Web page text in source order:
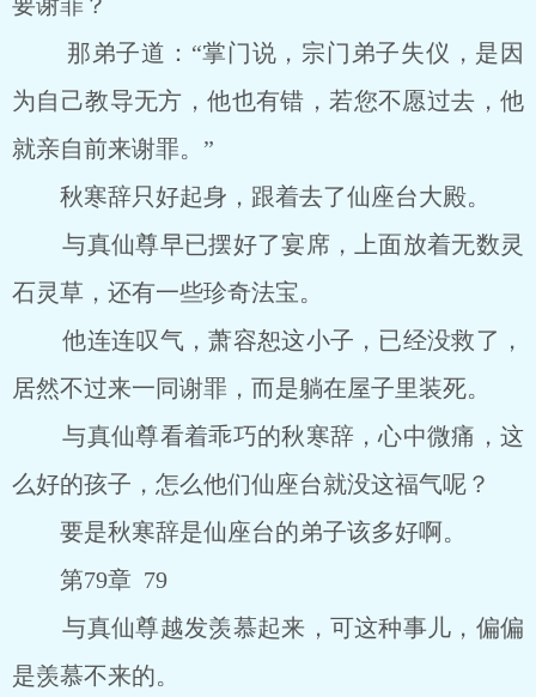
那弟子道：“掌门说，宗门弟子失仪，是因
为自己教导无方，他也有错，若您不愿过去，他
就亲自前来谢罪。”
秋寒辞只好起身，跟着去了仙座台大殿。
与真仙尊早已摆好了宴席，上面放着无数灵
石灵草，还有一些珍奇法宝。
他连连叹气，萧容恕这小子，已经没救了，
居然不过来一同谢罪，而是躺在屋子里装死。
与真仙尊看着乖巧的秋寒辞，心中微痛，这
么好的孩子，怎么他们仙座台就没这福气呢？
要是秋寒辞是仙座台的弟子该多好啊。
第79章 79
与真仙尊越发羡慕起来，可这种事儿，偏偏
是羡慕不来的。